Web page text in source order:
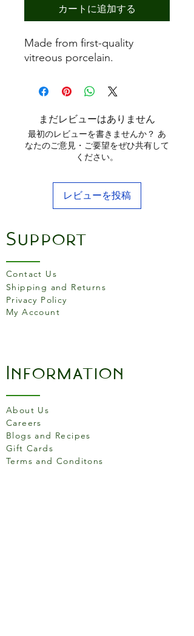
カートに追加する
Made from first-quality
vitreous porcelain.
まだレビューはありません
最初のレビューを書きませんか？ あ
なたのご意見・ご要望をぜひ共有して
ください。
レビューを投稿
Support
Contact Us
Shipping and Returns
Privacy Policy
My Account
Information
About Us
Careers
Blogs and Recipes
Gift Cards
Terms and Conditons